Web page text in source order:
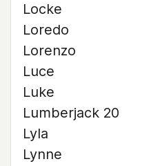
Locke
Loredo
Lorenzo
Luce
Luke
Lumberjack 20
Lyla
Lynne